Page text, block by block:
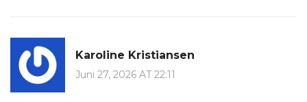
Karoline Kristiansen
Juni 27, 2026 AT 22:11